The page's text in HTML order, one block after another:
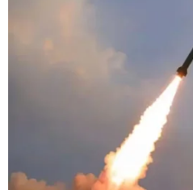
Thủ tướng Nguyễn Xuân Phúc
lượng vũ trang Nhân dân thời kỳ
cờ truyền thống của Bệnh viện
Thống